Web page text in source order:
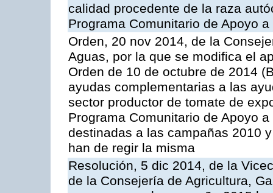
calidad procedente de la raza
Programa Comunitario de Apoyo
Orden, 20 nov 2014, de la
Aguas, por la que se modifica el
Orden de 10 de octubre de 2014
ayudas complementarias a las
sector productor de tomate de
Programa Comunitario de Apoyo
destinadas a las campañas 2010
han de regir la misma
Resolución, 5 dic 2014, de la
de la Consejería de Agricultura,